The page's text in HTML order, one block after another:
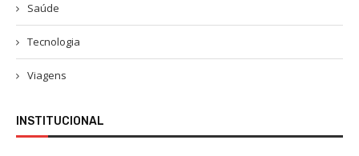
Saúde
Tecnologia
Viagens
INSTITUCIONAL